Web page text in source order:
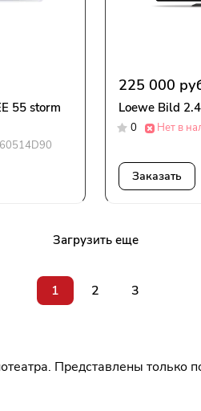
55 storm
60514D90
225 000
Loewe Bild
0 Нет в
Заказать
Загрузить еще
1 2 3
Представлены